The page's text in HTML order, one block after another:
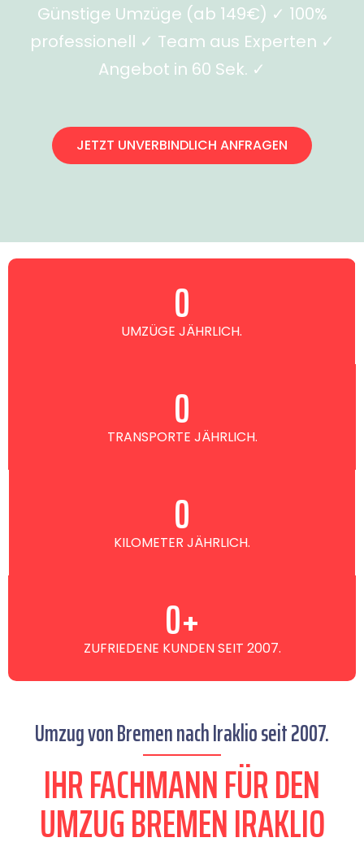
Günstige Umzüge (ab 149€) ✓ 100%
professionell ✓ Team aus Experten ✓
Angebot in 60 Sek. ✓
JETZT UNVERBINDLICH ANFRAGEN
UMZÜGE JÄHRLICH.
0
TRANSPORTE JÄHRLICH.
0
KILOMETER JÄHRLICH.
0
ZUFRIEDENE KUNDEN SEIT 2007.
0+
Umzug von Bremen nach Iraklio seit 2007.
IHR FACHMANN FÜR DEN
UMZUG BREMEN IRAKLIO